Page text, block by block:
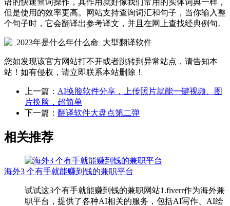
但是使用的效率更高。网站支持查询词汇和句子，当你输入整
个句子时，它会翻译出参考译文，并且在网上查找经典例句。
您如发现该官方网站打不开或者跳转到异常站点，请告知本
站！如有侵权，请立即联系本站删除！
上一篇： AI换脸软件分享，上传照片就能一键视频、图
片换脸，超简单
下一篇： 翻译软件大盘点第二弹
相关推荐
海外3 个有手就能赚到钱的兼职平台
试试这3个有手就能赚到钱的兼职网站1.fiverr作为海外兼
职平台，提供了各种AI相关的服务，包括AI写作、AI绘